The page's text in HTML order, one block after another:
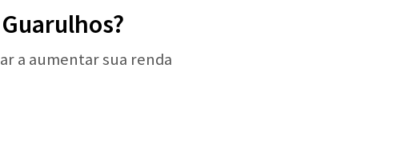
a aumentar sua renda